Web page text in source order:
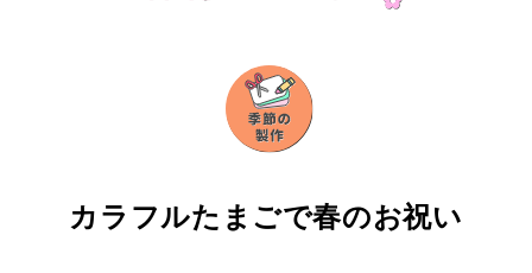
カラフルたまごで春のお祝い